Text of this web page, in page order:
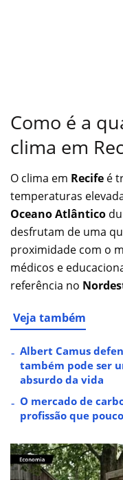
Como é a
clima em
O clima em Recife é
temperaturas
Oceano Atlântico
desfrutam de uma
proximidade com o
médicos e
referência no
Veja também
Albert Camus
também pode ser
absurdo da vida
O mercado de
profissão que